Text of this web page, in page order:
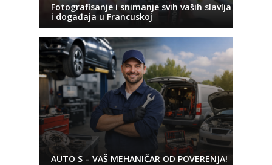
Fotografisanje i snimanje svih vaših slavlja
i događaja u Francuskoj
AUTO S – VAŠ MEHANIČAR OD POVERENJA!